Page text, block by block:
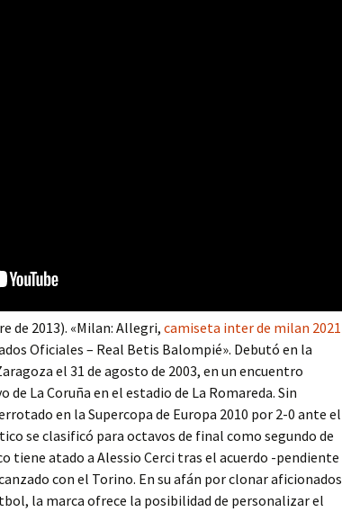
de 2013). «Milan: Allegri,camiseta inter de milan 2021
Oficiales – Real Betis Balompié». Debutó en la
el 31 de agosto de 2003, en un encuentro
de La Coruña en el estadio de La Romareda. Sin
en la Supercopa de Europa 2010 por 2-0 ante el
se clasificó para octavos de final como segundo de
tiene atado a Alessio Cerci tras el acuerdo -pendiente
con el Torino. En su afán por clonar aficionados
la marca ofrece la posibilidad de personalizar el